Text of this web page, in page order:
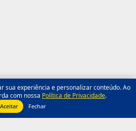
sua experiência e personalizar conteúdo. Ao
com nossa Política de Privacidade.
Aceitar Fechar